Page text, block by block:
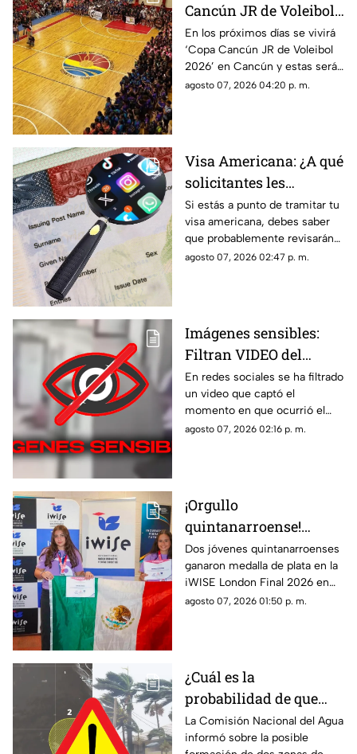
Cancún JR de Voleibol
2026 en Cancún; aquí
las fechas, categorías y
premios
En los próximos días se vivirá
‘Copa Cancún JR de Voleibol
2026’ en Cancún y estas serán
las fechas, las categorías y los
agosto 07, 2026 04:20 p. m.
Visa Americana: ¿A qué
solicitantes les
revisarán las redes
sociales para su
proceso?
Si estás a punto de tramitar tu
visa americana, debes saber
que probablemente revisarán
tus redes sociales, así que te
agosto 07, 2026 02:47 p. m.
Imágenes sensibles:
Filtran VIDEO del
t1r0t30 de en escuela
que dejó a 7 mu3rt0s y
más de 30 h3r1d0s; así
ocurrió la m4s4cr3
En redes sociales se ha filtrado
un video que captó el
momento en que ocurrió el
tiroteo que dejó a 7 muertos y
agosto 07, 2026 02:16 p. m.
¡Orgullo
quintanarroense!
Jóvenes GANAN la
plata en la competencia
iWISE London Final
2026
Dos jóvenes quintanarroenses
ganaron medalla de plata en la
iWISE London Final 2026 en
donde participaron más de
agosto 07, 2026 01:50 p. m.
¿Cuál es la
probabilidad de que
'Hernan' se forme esta
semana? Vigilan zonas
La Comisión Nacional del Agua
informó sobre la posible